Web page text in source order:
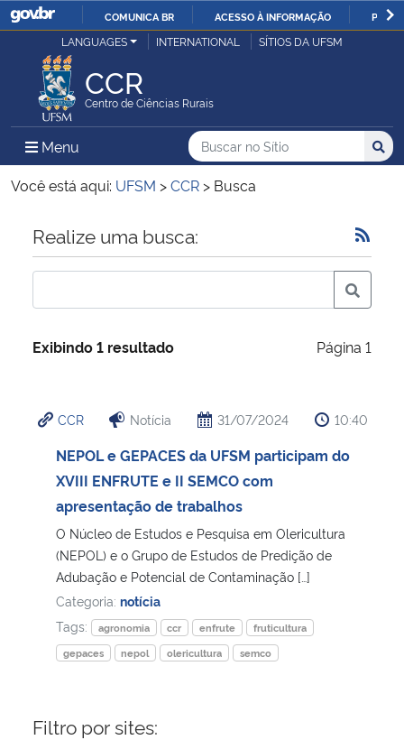
IR
COMUNICA BR ACESSO À INFORMAÇÃO
Ministério da Justiça e Segurança Pública
Ministério da Defesa
Ministério das Relações Exteriores
Ministério da Economia
Ministério da Infraestrutura
Ministério da Cidadania
Ministério de Minas e Energia
Ministério da Ciência, Tecnologia, Inovações e Comunicações
Ministério do Meio Ambiente
Ministério do Turismo
LANGUAGES INTERNATIONAL SÍTIOS DA UFSM
CCR
Centro de Ciências Rurais
Menu Menu Principal do Sítio
Busca
Buscar no no Sítio
Busca:
Você está aqui: UFSM >CCR > Busca
Início do conteúdo
Realize uma busca:
Exibindo 1 resultado Página 1
CCR Notícia 31/07/2024 10:40
NEPOL e GEPACES da UFSM participam do
XVIII ENFRUTE e II SEMCO com
apresentação de trabalhos
O Núcleo de Estudos e Pesquisa em Olericultura
(NEPOL) e o Grupo de Estudos de Predição de
Adubação e Potencial de Contaminação […]
Categoria: notícia
Tags:
agronomia ccr enfrute
fruticultura
gepaces
nepol olericultura semco
Filtro por sites: